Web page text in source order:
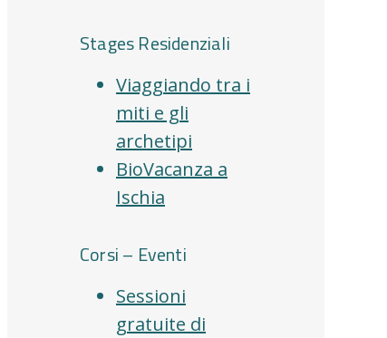
Stages Residenziali
Viaggiando tra i
miti e gli
archetipi
BioVacanza a
Ischia
Corsi – Eventi
Sessioni
gratuite di